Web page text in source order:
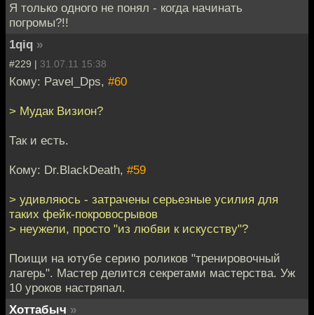
Я только одного не понял - когда начинать
погромы?!!
1qiq »
#229 | 31.07.11 15:38
Кому: Pavel_Dps, #60
> Мудак Визион?
Так и есть.
Кому: Dr.BlackDeath, #59
> удивляюсь - затрачены серьезные усилия для
таких фейк-покровосрывов
> неужели, просто "из любви к искусству"?
Поищи на ютубе серию роликов "тренировочный
лагерь". Мастер делится секретами мастерства. Уж
10 уроков настряпал.
Хоттабыч »